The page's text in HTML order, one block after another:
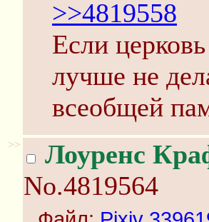
>>4819558
Если
лучше не
всеобщей
>> Лоуренс
No.4819564